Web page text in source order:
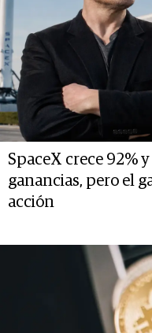
SpaceX crece 92%
ganancias, pero el
acción